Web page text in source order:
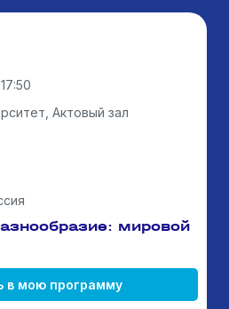
Актовый зал
мировой
в мою программу